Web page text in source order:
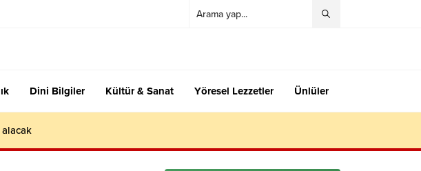
Dini Bilgiler Kültür & Sanat Yöresel Lezzetler Ünlüler
alacak